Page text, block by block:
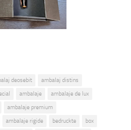
deosebit
ambalaj distins
ambalaje
ambalaje de lux
ambalaje premium
ambalaje rigide bedruckte box